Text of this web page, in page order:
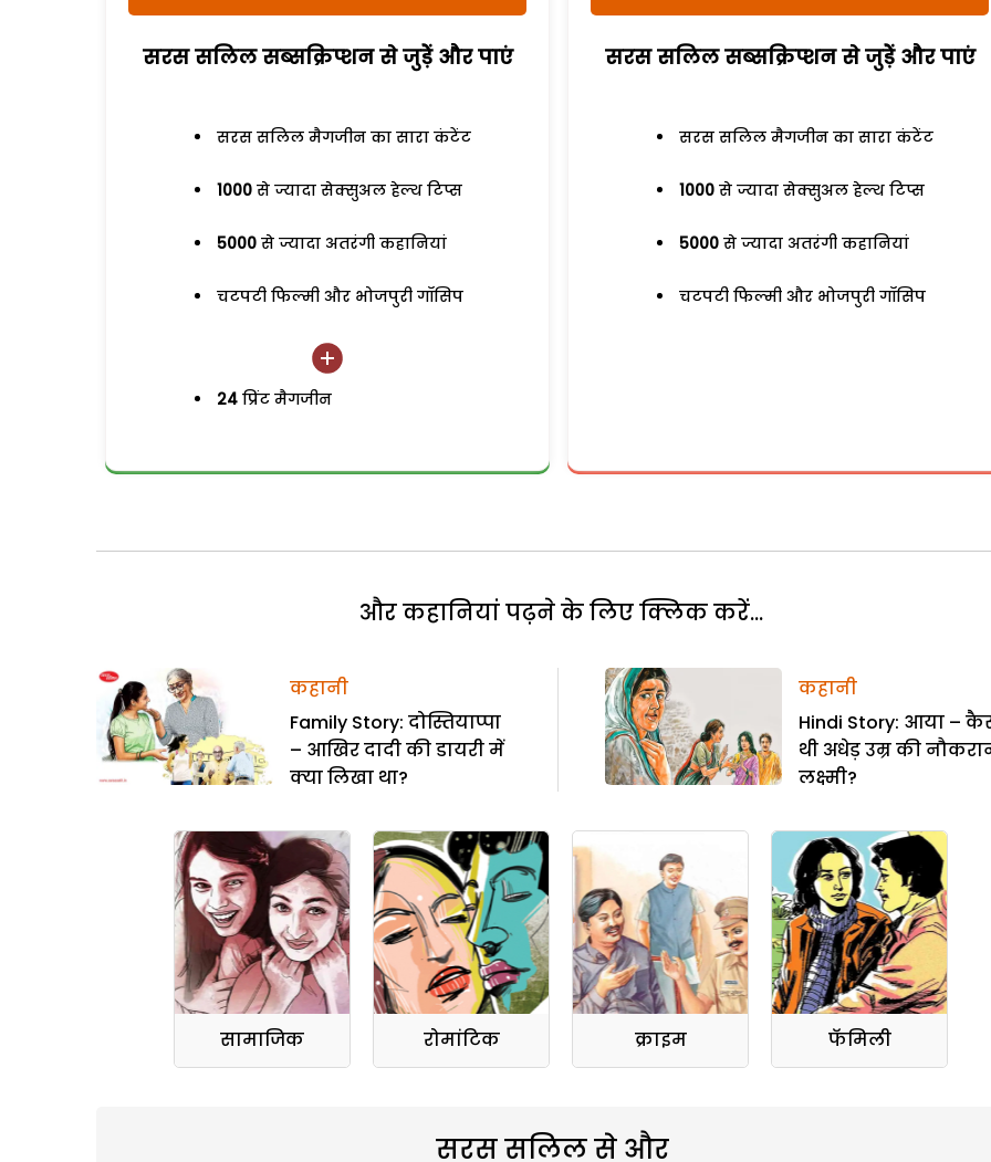
सरस सलिल सब्सक्रिप्शन से जुड़ेें और पाएं
सरस सलिल मैगजीन का सारा कंटेंट
1000 से ज्यादा सेक्सुअल हेल्थ टिप्स
5000 से ज्यादा अतरंगी कहानियां
चटपटी फिल्मी और भोजपुरी गॉसिप
24 प्रिंट मैगजीन
सरस सलिल सब्सक्रिप्शन से जुड़ेें और पाएं
सरस सलिल मैगजीन का सारा कंटेंट
1000 से ज्यादा सेक्सुअल हेल्थ टिप्स
5000 से ज्यादा अतरंगी कहानियां
चटपटी फिल्मी और भोजपुरी गॉसिप
और कहानियां पढ़ने के लिए क्लिक करें...
कहानी
Family Story: दोस्तियाप्पा
– आखिर दादी की डायरी में
क्या लिखा था?
कहानी
Hindi Story: आया –
थी अधेड़ उम्र की
लक्ष्मी?
सामाजिक रोमांटिक क्राइम फॅमिली
सरस सलिल से और